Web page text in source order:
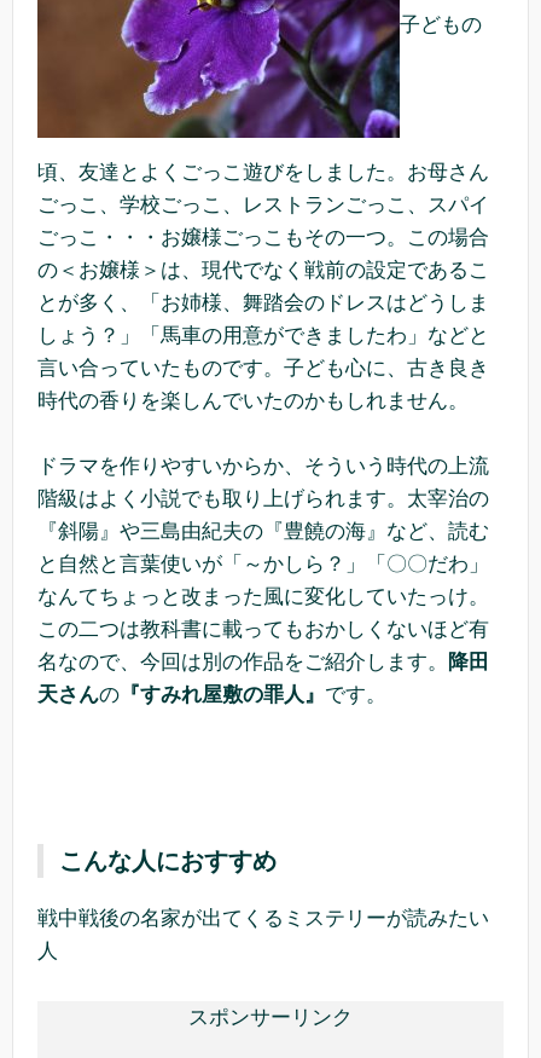
子どもの
頃、友達とよくごっこ遊びをしました。お母さん
ごっこ、学校ごっこ、レストランごっこ、スパイ
ごっこ・・・お嬢様ごっこもその一つ。この場合
の＜お嬢様＞は、現代でなく戦前の設定であるこ
とが多く、「お姉様、舞踏会のドレスはどうしま
しょう？」「馬車の用意ができましたわ」などと
言い合っていたものです。子ども心に、古き良き
時代の香りを楽しんでいたのかもしれません。
ドラマを作りやすいからか、そういう時代の上流
階級はよく小説でも取り上げられます。太宰治の
『斜陽』や三島由紀夫の『豊饒の海』など、読む
と自然と言葉使いが「～かしら？」「〇〇だわ」
なんてちょっと改まった風に変化していたっけ。
この二つは教科書に載ってもおかしくないほど有
名なので、今回は別の作品をご紹介します。
降田
天さんの 『すみれ屋敷の罪人』 です。
こんな人におすすめ
戦中戦後の名家が出てくるミステリーが読みたい
人
スポンサーリンク